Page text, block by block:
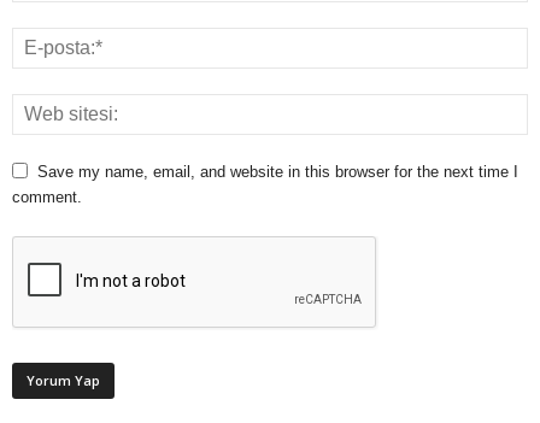
Save my name, email, and website in this browser for the next time I
comment.